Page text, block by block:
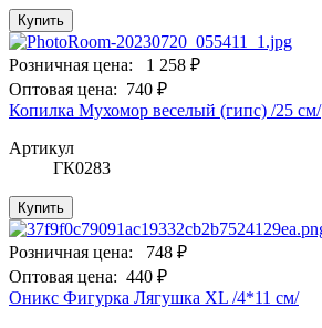
Купить
Розничная цена:
1 258 ₽
Оптовая цена: 740 ₽
Копилка Мухомор веселый (гипс) /25 см/
Артикул
ГК0283
Купить
Розничная цена:
748 ₽
Оптовая цена: 440 ₽
Оникс Фигурка Лягушка XL /4*11 см/